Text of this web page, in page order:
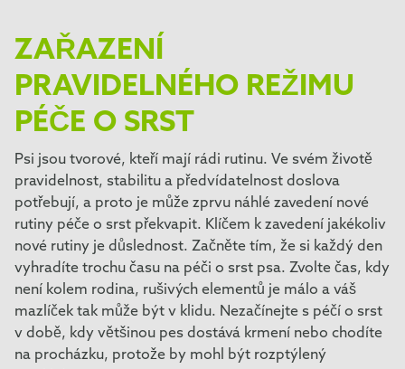
ZAŘAZENÍ
PRAVIDELNÉHO REŽIMU
PÉČE O SRST
Psi jsou tvorové, kteří mají rádi rutinu. Ve svém životě
pravidelnost, stabilitu a předvídatelnost doslova
potřebují, a proto je může zprvu náhlé zavedení nové
rutiny péče o srst překvapit. Klíčem k zavedení jakékoliv
nové rutiny je důslednost. Začněte tím, že si každý den
vyhradíte trochu času na péči o srst psa. Zvolte čas, kdy
není kolem rodina, rušivých elementů je málo a váš
mazlíček tak může být v klidu. Nezačínejte s péčí o srst
v době, kdy většinou pes dostává krmení nebo chodíte
na procházku, protože by mohl být rozptýlený